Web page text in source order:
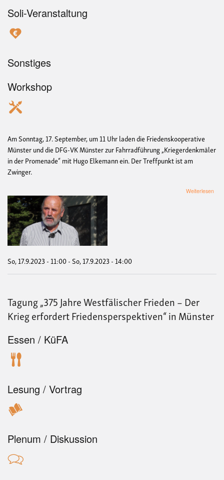
Soli-Veranstaltung
Sonstiges
Workshop
Am Sonntag, 17. September, um 11 Uhr laden die Friedenskooperative
Münster und die DFG-VK Münster zur Fahrradführung „Kriegerdenkmäler
in der Promenade“ mit Hugo Elkemann ein. Der Treffpunkt ist am
Zwinger.
Weiterlesen
So, 17.9.2023 - 11:00-So, 17.9.2023 - 14:00
Tagung „375 Jahre Westfälischer Frieden – Der
Krieg erfordert Friedensperspektiven“ in Münster
Essen / KüFA
Lesung / Vortrag
Plenum / Diskussion